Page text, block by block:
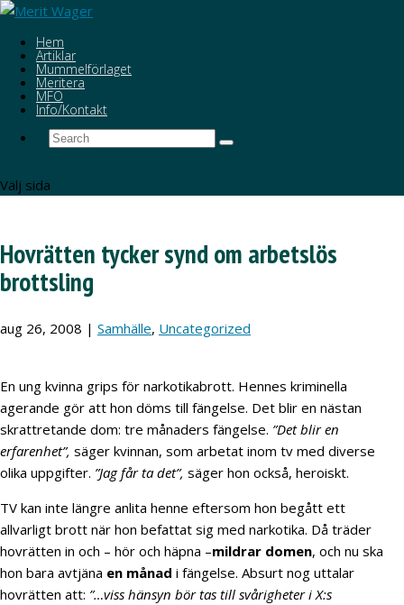
Hem
Artiklar
Mummelförlaget
Meritera
MFO
Info/Kontakt
Välj sida
Hovrätten tycker synd om arbetslös
brottsling
aug 26, 2008 | Samhälle, Uncategorized
En ung kvinna grips för narkotikabrott. Hennes kriminella
agerande gör att hon döms till fängelse. Det blir en nästan
skrattretande dom: tre månaders fängelse. ”Det blir en
erfarenhet”, säger kvinnan, som arbetat inom tv med diverse
olika uppgifter. ”Jag får ta det”, säger hon också, heroiskt.
TV kan inte längre anlita henne eftersom hon begått ett
allvarligt brott när hon befattat sig med narkotika. Då träder
hovrätten in och – hör och häpna –mildrar domen, och nu ska
hon bara avtjäna en månad i fängelse. Absurt nog uttalar
hovrätten att: ”…viss hänsyn bör tas till svårigheter i X:s